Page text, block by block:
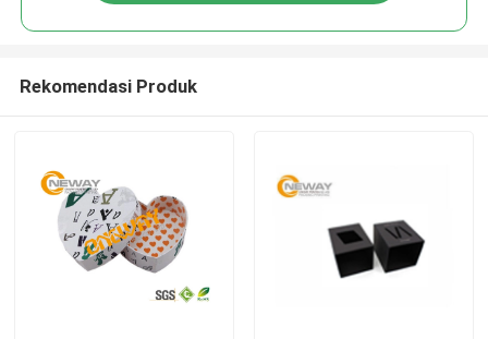
Rekomendasi Produk